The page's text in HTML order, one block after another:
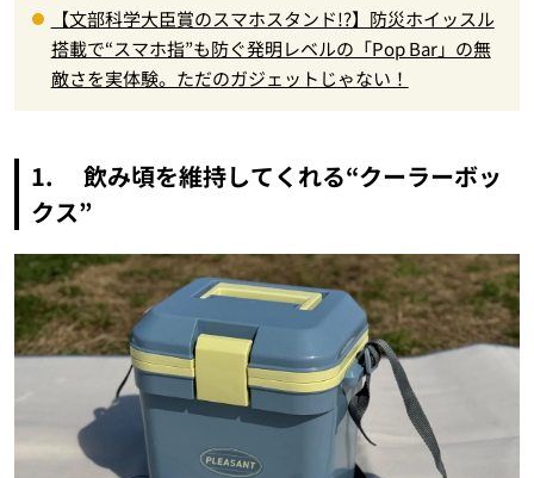
【文部科学大臣賞のスマホスタンド!?】防災ホイッスル
搭載で“スマホ指”も防ぐ発明レベルの「Pop Bar」の無
敵さを実体験。ただのガジェットじゃない！
1. 飲み頃を維持してくれる“クーラーボッ
クス”